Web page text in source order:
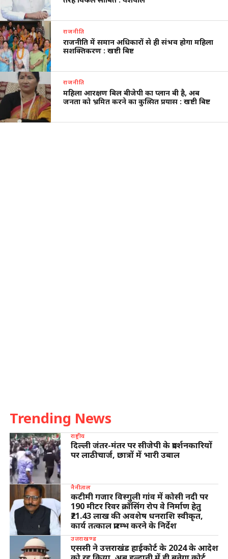
राजनीति
राजनीति में समान अधिकारों से ही संभव होगा महिला
सशक्तिकरण : खष्टी बिष्ट
राजनीति
महिला आरक्षण बिल बीजेपी का प्लान बी है, अब
जनता को भ्रमित करने का कुत्सित प्रयास : खष्टी बिष्ट
Trending News
राष्ट्रीय
दिल्ली जंतर-मंतर पर सीजेपी के प्रदर्शनकारियों
पर लाठीचार्ज, छात्रों में भारी उबाल
नैनीताल
कटीमी गजार विस्गुली गांव में कोसी नदी पर
190 मीटर रिवर क्रॉसिंग रोप वे निर्माण हेतु
₹21.43 लाख की अवशेष धनराशि स्वीकृत,
कार्य तत्काल प्रारम्भ करने के निर्देश
उत्तराखण्ड
एससी ने उत्तराखंड हाईकोर्ट के 2024 के आदेश